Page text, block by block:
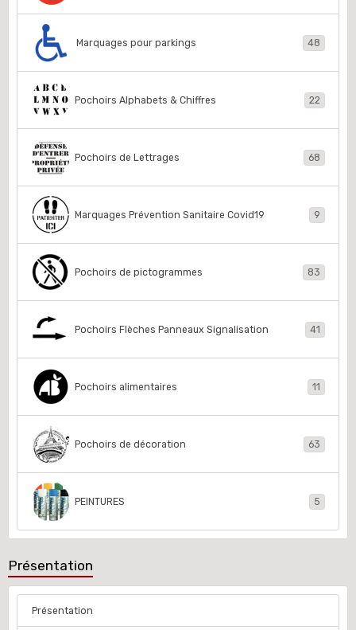
Marquages pour parkings 48
Pochoirs Alphabets & Chiffres 22
Pochoirs de Lettrages 68
Marquages Prévention Sanitaire Covid19 9
Pochoirs de pictogrammes 83
Pochoirs Flèches Panneaux Signalisation 41
Pochoirs alimentaires 11
Pochoirs de décoration 63
PEINTURES 5
Présentation
Présentation